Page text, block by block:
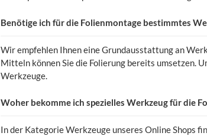
Benötige ich für die Folienmontage bestimmtes
Wir empfehlen Ihnen eine Grundausstattung an
Mitteln können Sie die Folierung bereits umsetzen.
Werkzeuge.
Woher bekomme ich spezielles Werkzeug für die
In der Kategorie Werkzeuge unseres Online Shops